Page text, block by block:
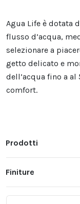
Agua Life è dotata
flusso d’acqua,
selezionare a
getto delicato e
dell’acqua fino a
comfort.
Prodotti
Finiture